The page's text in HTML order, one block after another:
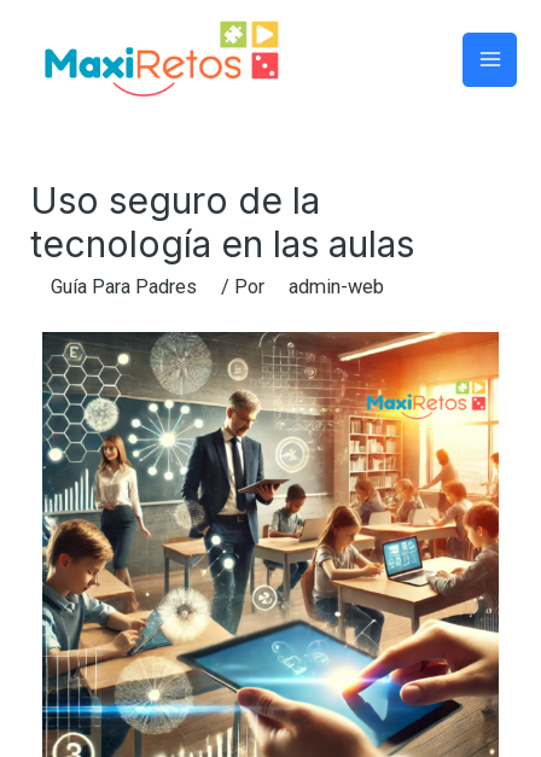
Uso seguro de la
tecnología en las aulas
Guía Para Padres / Por admin-web